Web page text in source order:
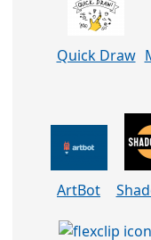
Quick Draw
ArtBot